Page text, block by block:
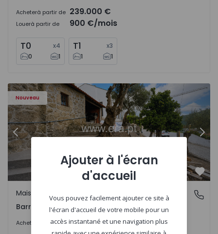
Acheterà partir de 239.000 €
Louerà partir de 900 €/mois
T0 x4
0
1
T1 x3
1
1
Nouveau
- 9
Maison T2 Viana do Castelo, Barroselas e Carvoeiro -
Précédent
Barroselas e Carvoeiro, Viana do Castelo
Maison
Barroselas e Carvoeiro, Viana do Castelo
Acheter 285.000 €
Ajouter à l'écran
d'accueil
Vous pouvez facilement ajouter ce site à
l'écran d'accueil de votre mobile pour un
accès instantané et une navigation plus